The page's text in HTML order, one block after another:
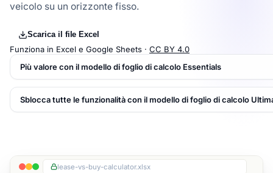
veicolo su un orizzonte fisso.
Scarica il file Excel
Funziona in Excel e Google Sheets · CC BY 4.0
Più valore con il modello di foglio di calcolo Essentials
Sblocca tutte le funzionalità con il modello di foglio di calcolo
lease-vs-buy-calculator.xlsx